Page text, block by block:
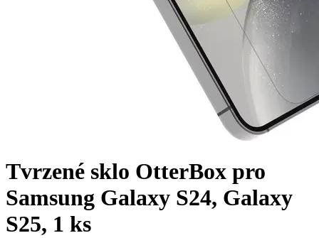
Tvrzené sklo OtterBox pro
Samsung Galaxy S24, Galaxy
S25, 1 ks